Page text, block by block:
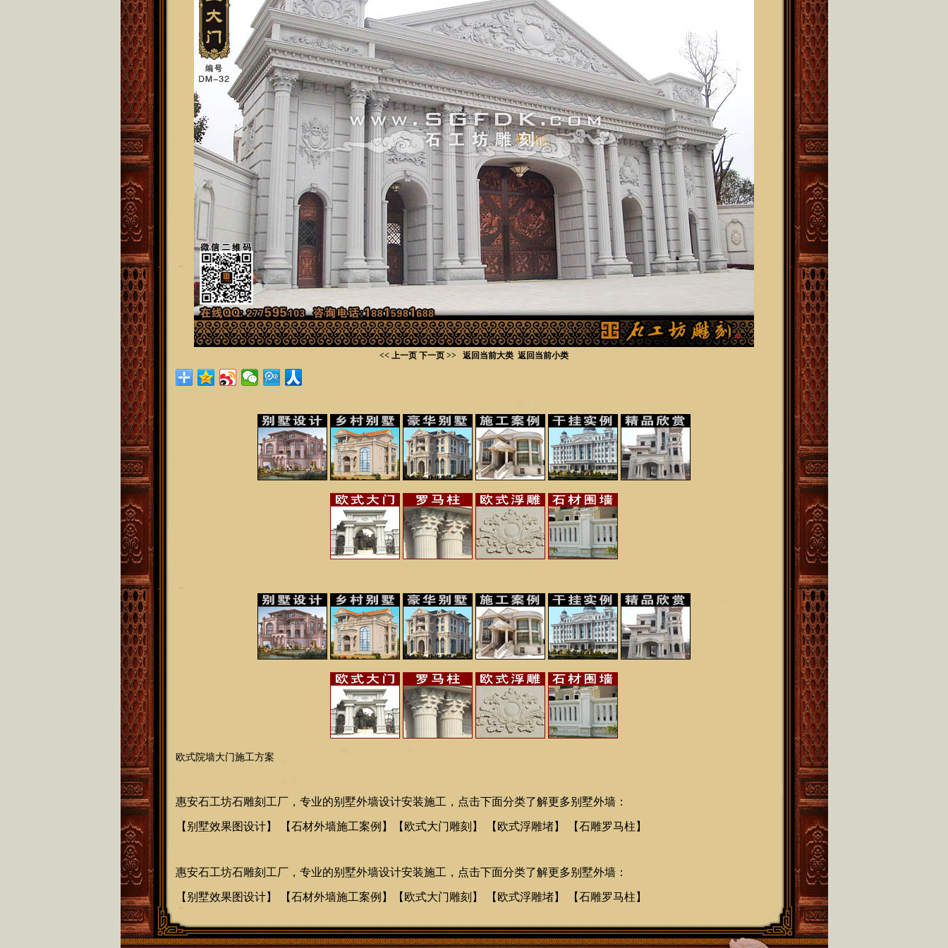
<< 上一页 下一页 >> 返回当前大类 返回当前小类
欧式院墙大门施工方案
惠安石工坊石雕刻工厂，专业的别墅外墙设计安装施工，点击下面分类了解更多别墅外墙：
【 别墅效果图设计】 【石材外墙施工案例 】【 欧式大门雕刻 】 【 欧式浮雕堵】 【石雕罗马柱 】
惠安石工坊石雕刻工厂，专业的别墅外墙设计安装施工，点击下面分类了解更多别墅外墙：
【 别墅效果图设计】 【石材外墙施工案例 】【 欧式大门雕刻 】 【 欧式浮雕堵】 【石雕罗马柱 】